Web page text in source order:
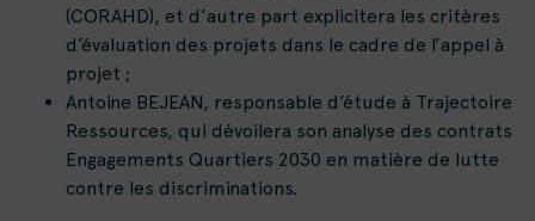
(CORAHD), et d’autre part explicitera les critères
d’évaluation des projets dans le cadre de l’appel à
projet ;
Antoine BEJEAN, responsable d’étude à Trajectoire
Ressources, qui dévoilera son analyse des contrats
Engagements Quartiers 2030 en matière de lutte
contre les discriminations.